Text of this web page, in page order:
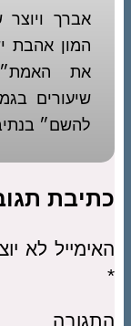
אברך
המון אהבת
את האמת״
שיעורים
להשם״
כתיבת
האימייל לא
*